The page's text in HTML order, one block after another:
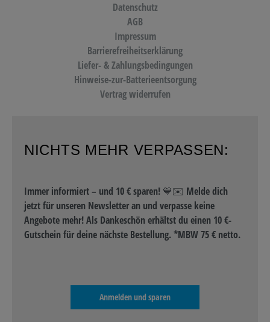
Datenschutz
AGB
Impressum
Barrierefreiheitserklärung
Liefer- & Zahlungsbedingungen
Hinweise-zur-Batterieentsorgung
Vertrag widerrufen
NICHTS MEHR VERPASSEN:
Immer informiert – und 10 € sparen! 💙✉️ Melde dich
jetzt für unseren Newsletter an und verpasse keine
Angebote mehr! Als Dankeschön erhältst du einen 10 €-
Gutschein für deine nächste Bestellung. *MBW 75 € netto.
Anmelden und sparen